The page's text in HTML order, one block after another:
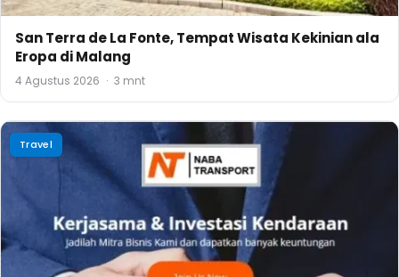
San Terra de La Fonte, Tempat Wisata Kekinian ala
Eropa di Malang
4 Agustus 2026 · 3 mnt
Travel